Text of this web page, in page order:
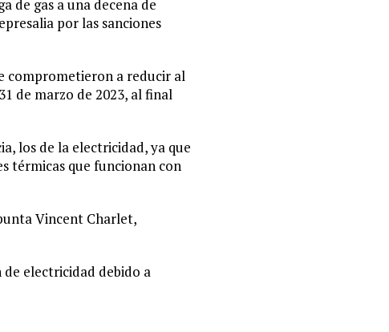
de gas a una decena de
por las sanciones
comprometieron a reducir al
de marzo de 2023, al final
los de la electricidad, ya que
térmicas que funcionan con
Vincent Charlet,
electricidad debido a